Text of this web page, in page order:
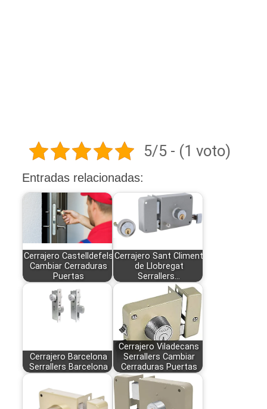
5/5 - (1 voto)
Entradas relacionadas:
Cerrajero Castelldefels
Cambiar Cerraduras
Puertas
Cerrajero Sant Climent
de Llobregat
Serrallers…
Cerrajero Barcelona
Serrallers Barcelona
Cerrajero Viladecans
Serrallers Cambiar
Cerraduras Puertas